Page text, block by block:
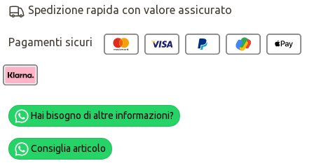
Spedizione rapida con valore assicurato
Pagamenti sicuri
Hai bisogno di altre informazioni?
Consiglia articolo